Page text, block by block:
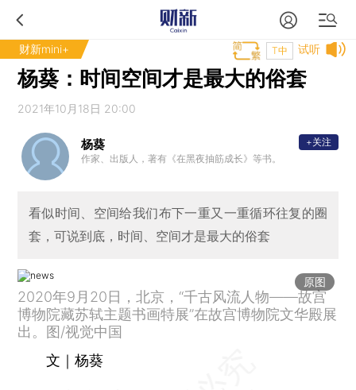
财新mini+ 试听
T中
杨葵：时间空间才是最大的俗套
2021年10月18日 20:00
杨葵
作家、出版人，著有《在黑夜抽筋成长》等书。
+关注
看似时间、空间给我们布下一重又一重循环往复的圈
套，可说到底，时间、空间才是最大的俗套
原图
2020年9月20日，北京，“千古风流人物——故宫
博物院藏苏轼主题书画特展”在故宫博物院文华殿展
出。图/视觉中国
文｜杨葵